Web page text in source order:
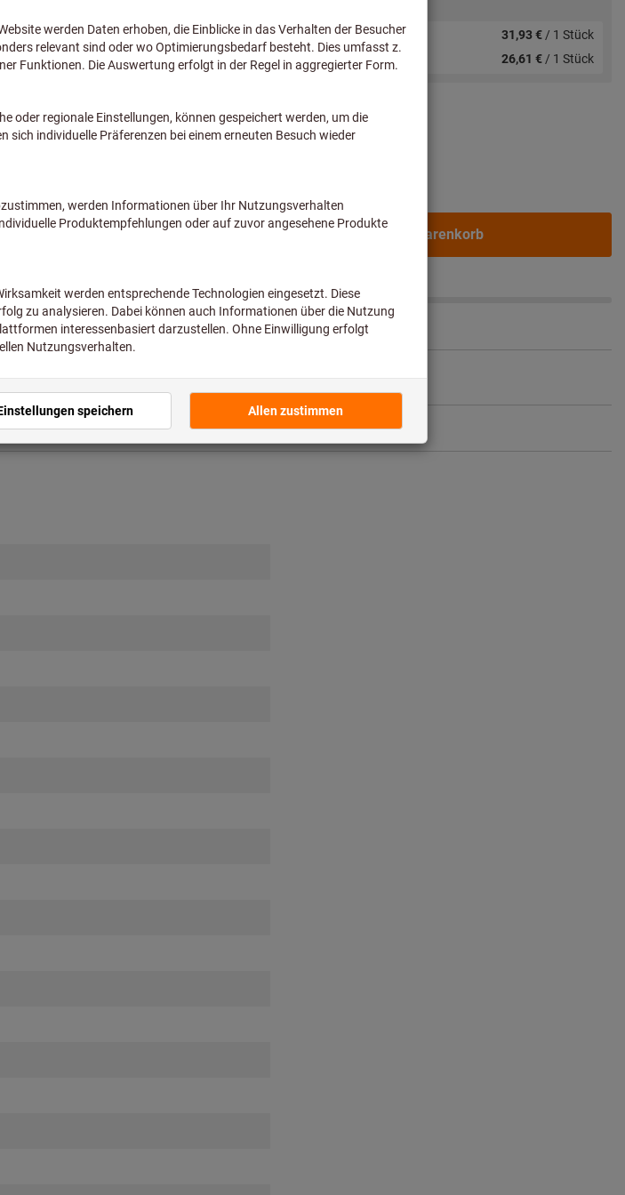
Bild zum Vergrößern anklicken
Preis pro 1 Stück
zzgl. MwSt. zzgl. Versandkosten
Individuelle Preisanzeige für
ab 1 Stück 31,93 €/ 1 Stück
ab 10 Stück
26,61 €/ 1 Stück
Sorte:
Menge
In den Warenkorb
Sofort lieferbar Lieferzeit ca. 1-2 Werktage
Artikel merken Artikel teilen